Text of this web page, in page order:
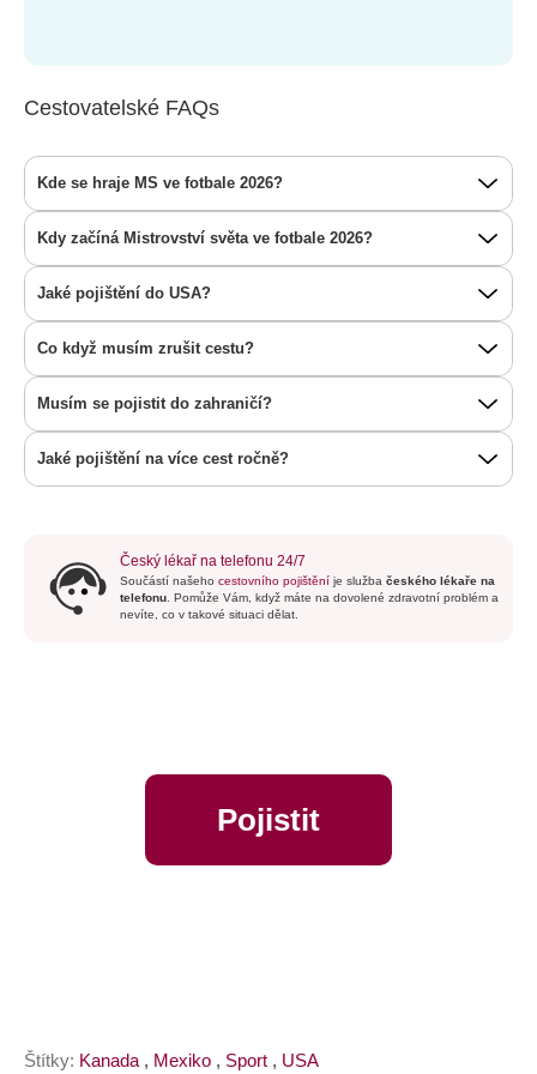
Cestovatelské FAQs
Kde se hraje MS ve fotbale 2026?
Kdy začíná Mistrovství světa ve fotbale 2026?
Jaké pojištění do USA?
Co když musím zrušit cestu?
Musím se pojistit do zahraničí?
Jaké pojištění na více cest ročně?
Český lékař na telefonu 24/7
Součástí našeho cestovního pojištěníje služba českého lékaře na
telefonu. Pomůže Vám, když máte na dovolené zdravotní problém a
nevíte, co v takové situaci dělat.
Pojistit
Štítky: Kanada , Mexiko , Sport , USA